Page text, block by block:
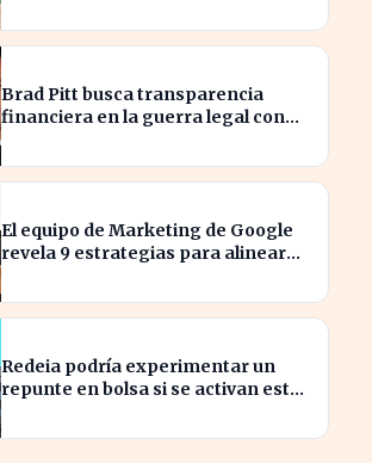
Brad Pitt busca transparencia
financiera en la guerra legal con
El equipo de Marketing de Google
revela 9 estrategias para alinear
Redeia podría experimentar un
repunte en bolsa si se activan estos